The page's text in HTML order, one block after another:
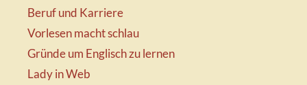
Beruf und Karriere
Vorlesen macht schlau
Gründe um Englisch zu lernen
Lady in Web